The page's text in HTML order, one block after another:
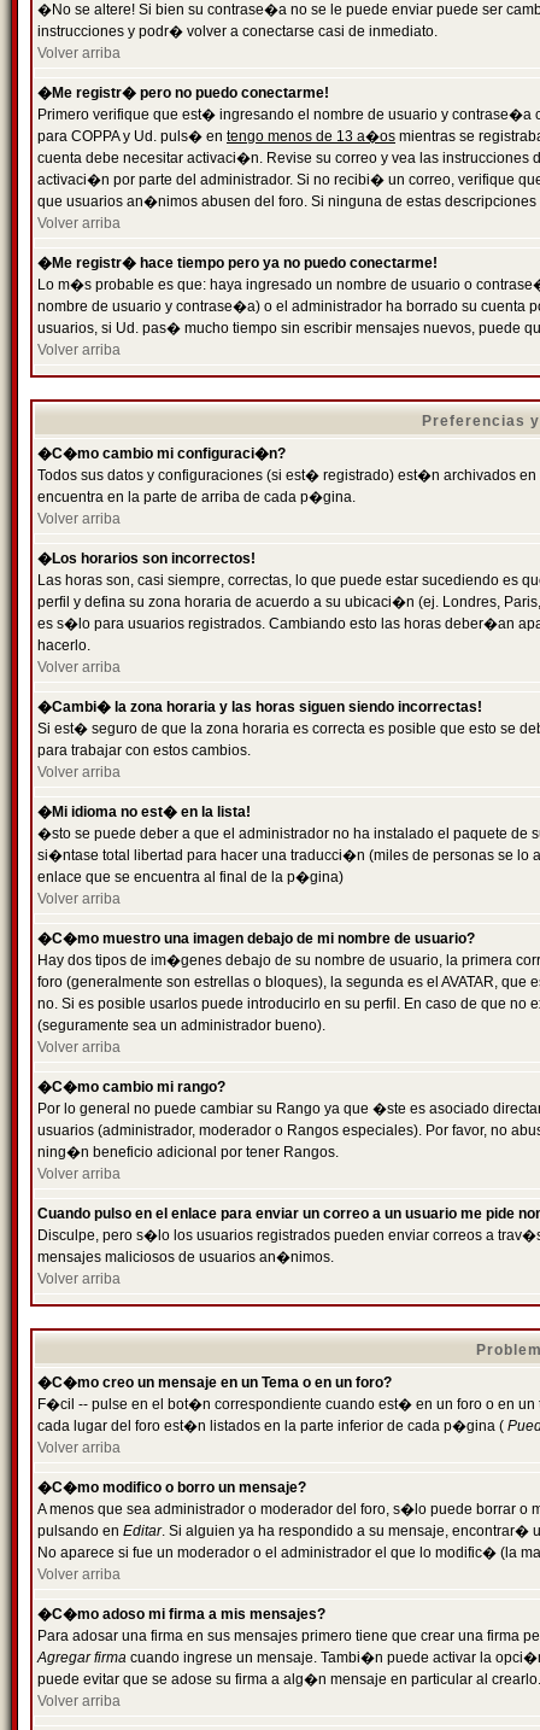
�No se altere! Si bien su contrase�a no se le puede enviar puede ser
instrucciones y podr� volver a conectarse casi de inmediato.
Volver arriba
�Me registr� pero no puedo conectarme!
Primero verifique que est� ingresando el nombre de usuario y
para COPPA y Ud. puls� en tengo menos de 13 a�os mientras se
cuenta debe necesitar activaci�n. Revise su correo y vea las
activaci�n por parte del administrador. Si no recibi� un correo, verifique
que usuarios an�nimos abusen del foro. Si ninguna de estas
Volver arriba
�Me registr� hace tiempo pero ya no puedo conectarme!
Lo m�s probable es que: haya ingresado un nombre de usuario o
nombre de usuario y contrase�a) o el administrador ha borrado su
usuarios, si Ud. pas� mucho tiempo sin escribir mensajes nuevos, puede
Volver arriba
Preferencias
�C�mo cambio mi configuraci�n?
Todos sus datos y configuraciones (si est� registrado) est�n archivados
encuentra en la parte de arriba de cada p�gina.
Volver arriba
�Los horarios son incorrectos!
Las horas son, casi siempre, correctas, lo que puede estar sucediendo es
perfil y defina su zona horaria de acuerdo a su ubicaci�n (ej. Londres,
es s�lo para usuarios registrados. Cambiando esto las horas deber�an
hacerlo.
Volver arriba
�Cambi� la zona horaria y las horas siguen siendo incorrectas!
Si est� seguro de que la zona horaria es correcta es posible que esto se
para trabajar con estos cambios.
Volver arriba
�Mi idioma no est� en la lista!
�sto se puede deber a que el administrador no ha instalado el paquete
si�ntase total libertad para hacer una traducci�n (miles de personas se
enlace que se encuentra al final de la p�gina)
Volver arriba
�C�mo muestro una imagen debajo de mi nombre de usuario?
Hay dos tipos de im�genes debajo de su nombre de usuario, la primera
foro (generalmente son estrellas o bloques), la segunda es el AVATAR,
no. Si es posible usarlos puede introducirlo en su perfil. En caso de que
(seguramente sea un administrador bueno).
Volver arriba
�C�mo cambio mi rango?
Por lo general no puede cambiar su Rango ya que �ste es asociado
usuarios (administrador, moderador o Rangos especiales). Por favor, no
ning�n beneficio adicional por tener Rangos.
Volver arriba
Cuando pulso en el enlace para enviar un correo a un usuario me pide
Disculpe, pero s�lo los usuarios registrados pueden enviar correos a
mensajes maliciosos de usuarios an�nimos.
Volver arriba
�C�mo creo un mensaje en un Tema o en un foro?
F�cil -- pulse en el bot�n correspondiente cuando est� en un foro o en
cada lugar del foro est�n listados en la parte inferior de cada p�gina (
Volver arriba
�C�mo modifico o borro un mensaje?
A menos que sea administrador o moderador del foro, s�lo puede borrar o
pulsando en Editar. Si alguien ya ha respondido a su mensaje, encontrar�
No aparece si fue un moderador o el administrador el que lo modific� (la
Volver arriba
�C�mo adoso mi firma a mis mensajes?
Para adosar una firma en sus mensajes primero tiene que crear una firma
Agregar firma cuando ingrese un mensaje. Tambi�n puede activar la
puede evitar que se adose su firma a alg�n mensaje en particular al crearlo.
Volver arriba